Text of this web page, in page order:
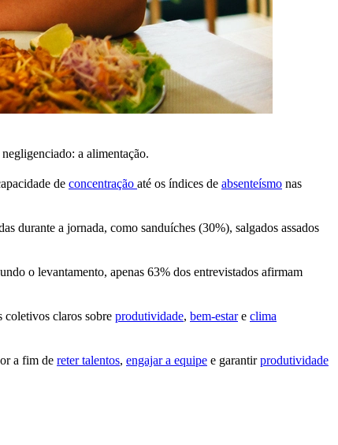
a alimentação.
de concentração até os índices de absenteísmo nas
durante a jornada, como sanduíches (30%), salgados assados
o levantamento, apenas 63% dos entrevistados afirmam
coletivos claros sobre produtividade, bem-estare clima
a fim de reter talentos, engajar a equipe e garantirprodutividade